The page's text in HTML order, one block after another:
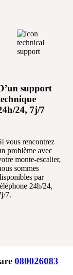
support
24, 7j/7
vous rencontrez
problème avec
monte-escalier,
sommes
par
24h/24,
7.
080026083